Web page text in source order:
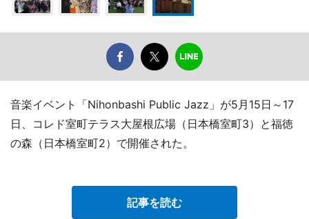
音楽イベント「Nihonbashi Public Jazz」が5月15日～17
日、コレド室町テラス大屋根広場（日本橋室町3）と福徳
の森（日本橋室町2）で開催された。
記事を読む